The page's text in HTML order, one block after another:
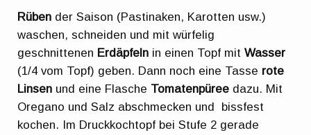
Rüben der Saison (Pastinaken, Karotten usw.)
waschen, schneiden und mit würfelig
geschnittenen Erdäpfeln in einen Topf mitWasser
(1/4 vom Topf) geben. Dann noch eine Tasse rote
Linsen und eine Flasche Tomatenpüree dazu. Mit
Oregano und Salz abschmecken und bissfest
kochen. Im Druckkochtopf bei Stufe 2 gerade